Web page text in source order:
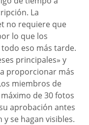
La
no requiere que
lo que los
eso más tarde.
principales» y
proporcionar más
miembros de
de 30 fotos
aprobación antes
se hagan visibles.